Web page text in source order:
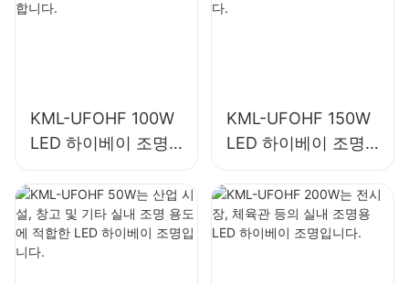
KML-UFOHF 100W
LED 하이베이 조명
은 산업 시설, 창고
및 기타 실내 조명 용
도에 적합합니다.
KML-UFOHF 150W
LED 하이베이 조명
은 산업 시설, 체육관
등의 실내 조명에 사
용됩니다.